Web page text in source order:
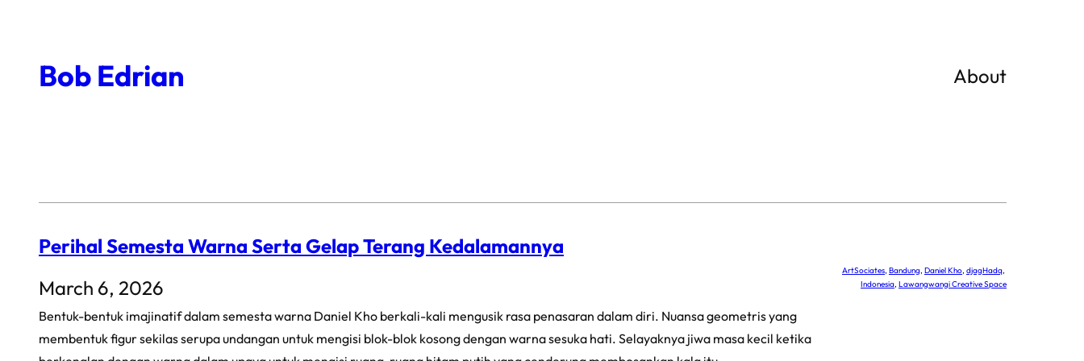
content
Bob Edrian About
Perihal Semesta Warna Serta Gelap Terang Kedalamannya
March 6, 2026
Bentuk-bentuk imajinatif dalam semesta warna Daniel Kho berkali-kali mengusik rasa penasaran dalam diri. Nuansa geometris yang
membentuk figur sekilas serupa undangan untuk mengisi blok-blok kosong dengan warna sesuka hati. Selayaknya jiwa masa kecil ketika
ArtSociates, Bandung, Daniel Kho, djagHadq
Indonesia, Lawangwangi Creative Space